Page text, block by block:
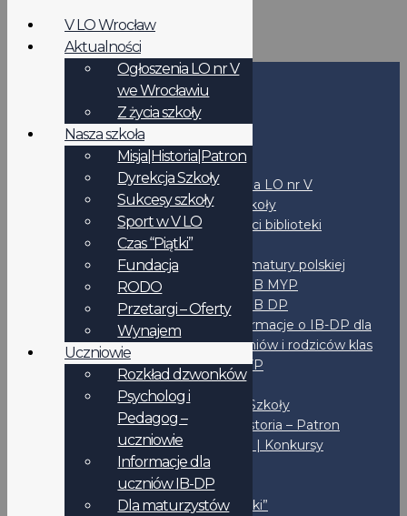
Szkoła
Aktualności
Ogłoszenia LO nr V
Z życia szkoły
Aktualności biblioteki
Programy
Program matury polskiej
Program IB MYP
Program IB DP
Informacje o IB-DP dla
uczniów i rodziców klas
2MYP
Liceum
Dyrekcja Szkoły
Misja – Historia – Patron
Inicjatywy | Konkursy
Biblioteka
Fundacja
Czas “Piątki”
V LO Wrocław
Aktualności
Ogłoszenia LO nr V
we Wrocławiu
Z życia szkoły
Nasza szkoła
Misja|Historia|Patron
Dyrekcja Szkoły
Sukcesy szkoły
Sport w V LO
Czas “Piątki”
Fundacja
RODO
Przetargi – Oferty
Wynajem
Uczniowie
Rozkład dzwonków
Psycholog i
Pedagog –
uczniowie
Informacje dla
uczniów IB-DP
Dla maturzystów